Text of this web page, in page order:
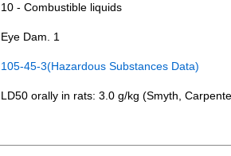
10 - Combustible liquids
Eye Dam. 1
105-45-3(Hazardous Substances Data)
LD50 orally in rats: 3.0 g/kg (Smyth,